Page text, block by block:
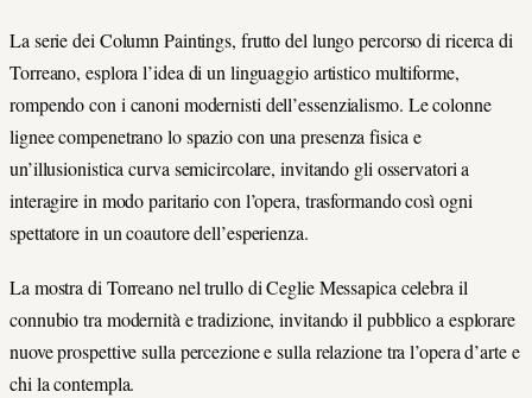
La serie dei Column Paintings, frutto del lungo percorso di ricerca di
Torreano, esplora l’idea di un linguaggio artistico multiforme,
rompendo con i canoni modernisti dell’essenzialismo. Le colonne
lignee compenetrano lo spazio con una presenza fisica e
un’illusionistica curva semicircolare, invitando gli osservatori a
interagire in modo paritario con l’opera, trasformando così ogni
spettatore in un coautore dell’esperienza.
La mostra di Torreano nel trullo di Ceglie Messapica celebra il
connubio tra modernità e tradizione, invitando il pubblico a esplorare
nuove prospettive sulla percezione e sulla relazione tra l’opera d’arte e
chi la contempla.